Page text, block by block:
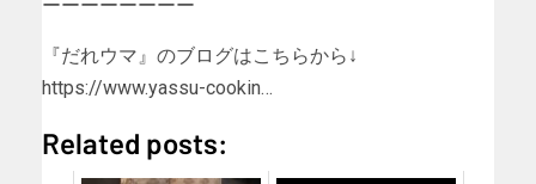
ーーーーーーーー
『だれウマ』のブログはこちらから↓
https://www.yassu-cookin…
Related posts: